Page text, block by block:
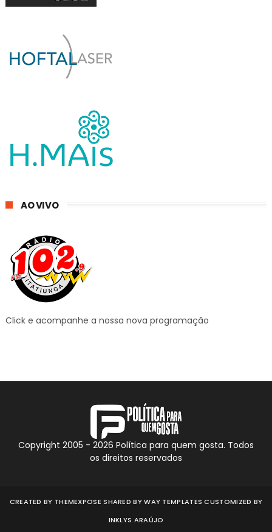
AO VIVO
Click e acompanhe a nossa nova programação
Copyright 2005 - 2026 Política para quem gosta. Todos
os direitos reservados
CREATED BY THEMEXPOSE SHARED BYWAY TEMPLATES CUSTOMIZED BY
INKLYS ARAÚJO